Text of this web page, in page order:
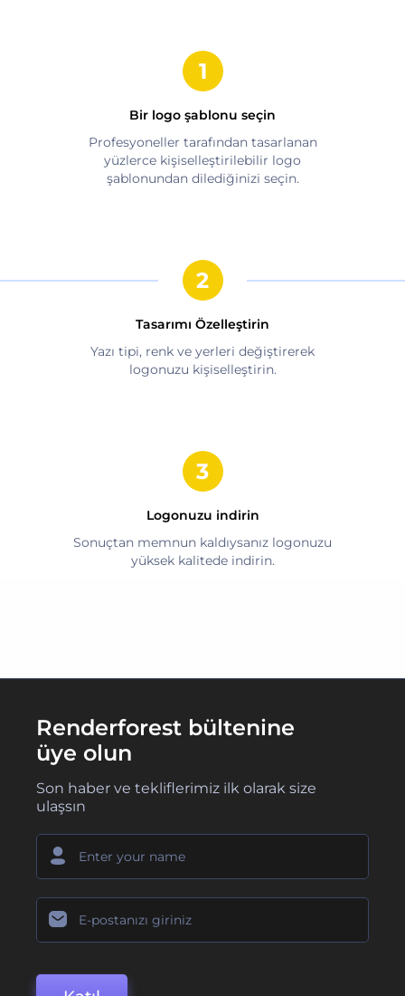
Bir logo şablonu seçin
Profesyoneller tarafından tasarlanan
yüzlerce kişiselleştirilebilir logo
şablonundan dilediğinizi seçin.
Tasarımı Özelleştirin
Yazı tipi, renk ve yerleri değiştirerek
logonuzu kişiselleştirin.
Logonuzu indirin
Sonuçtan memnun kaldıysanız logonuzu
yüksek kalitede indirin.
Renderforest bültenine
üye olun
Son haber ve tekliflerimiz ilk olarak size
ulaşsın